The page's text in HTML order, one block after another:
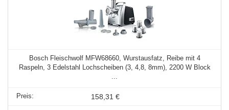
Bosch Fleischwolf MFW68660, Wurstausfatz, Reibe mit 4
Raspeln, 3 Edelstahl Lochscheiben (3, 4,8, 8mm), 2200 W Block
158,31 €